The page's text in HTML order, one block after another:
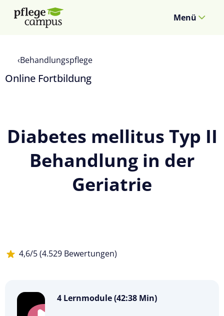
Menü
Behandlungspflege
Online Fortbildung
Diabetes mellitus Typ II
Behandlung in der
Geriatrie
4,6/5 (4.529 Bewertungen)
4 Lernmodule (42:38 Min)